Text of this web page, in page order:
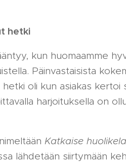
hetki
kun huomaamme
Päinvastaisista
oli kun asiakas
harjoituksella on
Katkaise
lähdetään siirtymään